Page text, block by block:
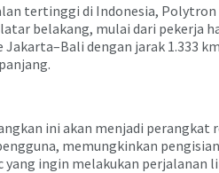
tertinggi di Indonesia,
belakang, mulai dari
dengan jarak 1.333
ini akan menjadi
memungkinkan
yang ingin melakukan